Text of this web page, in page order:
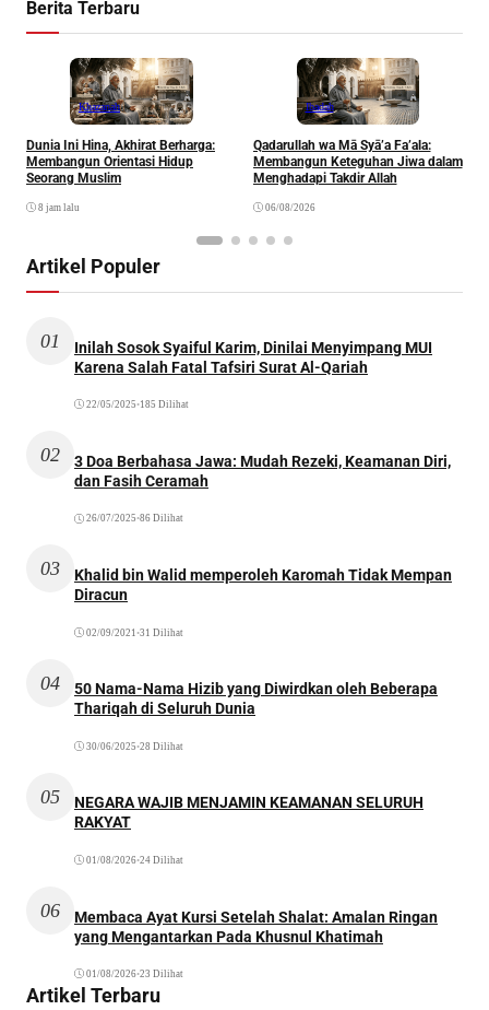
Berita Terbaru
Khazanah
Dunia Ini Hina, Akhirat Berharga:
Membangun Orientasi Hidup
Seorang Muslim
8 jam lalu
Ibadah
Qadarullah wa Mā Syā’a Fa’ala:
Membangun Keteguhan Jiwa dalam
Menghadapi Takdir Allah
06/08/2026
Artikel Populer
01
Inilah Sosok Syaiful Karim, Dinilai Menyimpang MUI
Karena Salah Fatal Tafsiri Surat Al-Qariah
22/05/2025 •185 Dilihat
02
3 Doa Berbahasa Jawa: Mudah Rezeki, Keamanan Diri,
dan Fasih Ceramah
26/07/2025 •86 Dilihat
03
Khalid bin Walid memperoleh Karomah Tidak Mempan
Diracun
02/09/2021 •31 Dilihat
04
50 Nama-Nama Hizib yang Diwirdkan oleh Beberapa
Thariqah di Seluruh Dunia
30/06/2025 •28 Dilihat
05
NEGARA WAJIB MENJAMIN KEAMANAN SELURUH
RAKYAT
01/08/2026•24 Dilihat
06
Membaca Ayat Kursi Setelah Shalat: Amalan Ringan
yang Mengantarkan Pada Khusnul Khatimah
01/08/2026•23 Dilihat
Artikel Terbaru